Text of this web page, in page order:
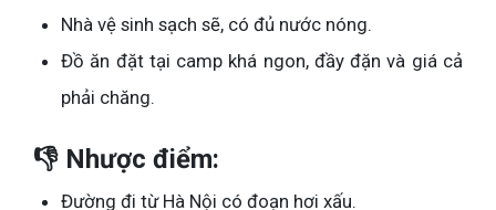
Nhà vệ sinh sạch sẽ, có đủ nước nóng.
Đồ ăn đặt tại camp khá ngon, đầy đặn và giá cả
phải chăng.
👎 Nhược điểm:
Đường đi từ Hà Nội có đoạn hơi xấu.